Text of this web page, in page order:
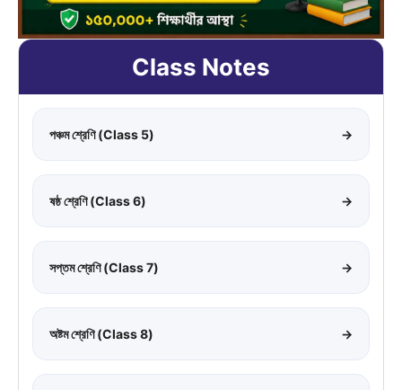
Class Notes
পঞ্চম শ্রেণি (Class 5) →
ষষ্ঠ শ্রেণি (Class 6) →
সপ্তম শ্রেণি (Class 7) →
অষ্টম শ্রেণি (Class 8) →